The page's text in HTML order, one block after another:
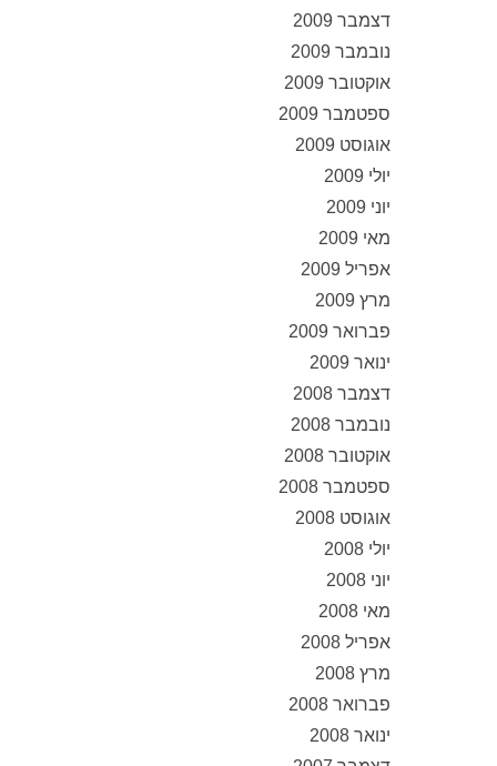
דצמבר 2009
נובמבר 2009
אוקטובר 2009
ספטמבר 2009
אוגוסט 2009
יולי 2009
יוני 2009
מאי 2009
אפריל 2009
מרץ 2009
פברואר 2009
ינואר 2009
דצמבר 2008
נובמבר 2008
אוקטובר 2008
ספטמבר 2008
אוגוסט 2008
יולי 2008
יוני 2008
מאי 2008
אפריל 2008
מרץ 2008
פברואר 2008
ינואר 2008